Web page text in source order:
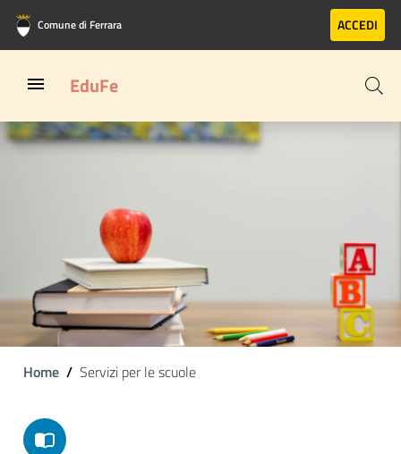
Vai al contenuto principale
Vai al footer
Comune di Ferrara ACCEDI
EduFe
Home Servizi per le scuole